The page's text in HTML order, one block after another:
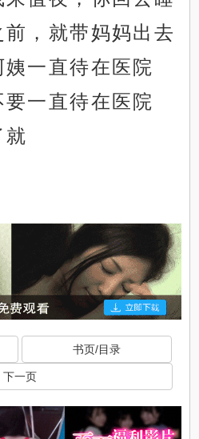
，就带妈妈出去
一直待在医院
一直待在医院
就
书页/目录
下一页